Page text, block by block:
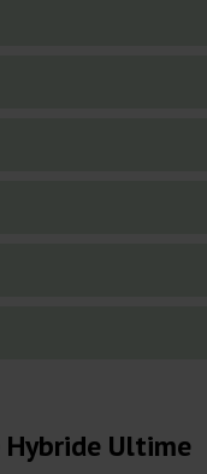
Hybride Ultime